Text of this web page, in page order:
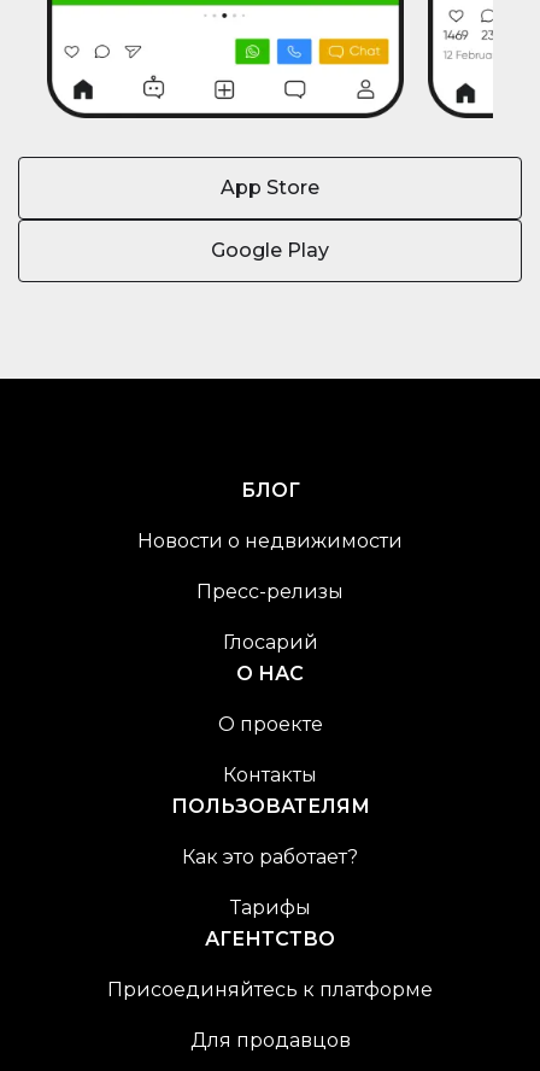
App Store
Google Play
БЛОГ
Новости о недвижимости
Пресс-релизы
Глосарий
О НАС
О проекте
Контакты
ПОЛЬЗОВАТЕЛЯМ
Как это работает?
Тарифы
АГЕНТСТВО
Присоединяйтесь к платформе
Для продавцов